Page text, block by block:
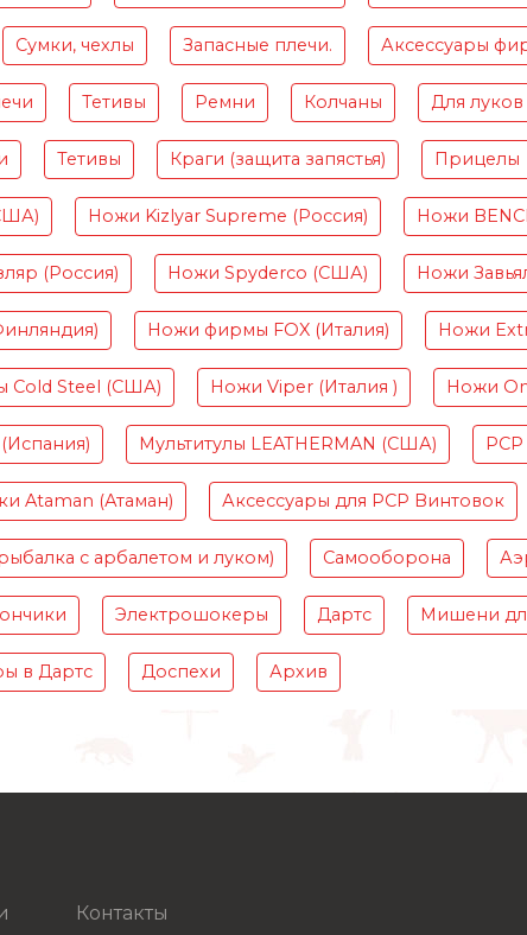
Сумки, чехлы Запасные плечи. Аксессуары
Тетивы Ремни Колчаны Для луков
Тетивы Краги (защита запястья) Прицелы
Ножи Kizlyar Supreme (Россия) Ножи
(Россия) Ножи Spyderco (США) Ножи
Ножи фирмы FOX (Италия) Ножи
Cold Steel (США) Ножи Viper (Италия ) Ножи
Мультитулы LEATHERMAN (США)
Ataman (Атаман) Аксессуары для PCP Винтовок
с арбалетом и луком) Самооборона
Электрошокеры Дартс Мишени
в Дартс Доспехи Архив
Контакты